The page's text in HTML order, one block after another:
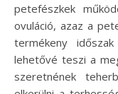
petefészkek
ovuláció, azaz a
termékeny
lehetővé teszi a
szeretnének